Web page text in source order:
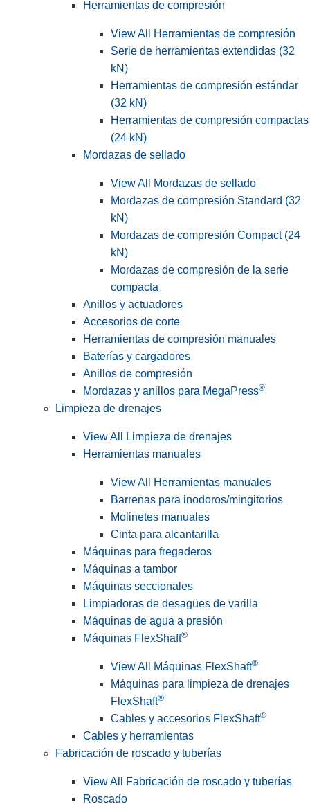
Herramientas de compresión
View All Herramientas de compresión
Serie de herramientas extendidas (32
kN)
Herramientas de compresión estándar
(32 kN)
Herramientas de compresión compactas
(24 kN)
Mordazas de sellado
View All Mordazas de sellado
Mordazas de compresión Standard (32
kN)
Mordazas de compresión Compact (24
kN)
Mordazas de compresión de la serie
compacta
Anillos y actuadores
Accesorios de corte
Herramientas de compresión manuales
Baterías y cargadores
Anillos de compresión
Mordazas y anillos para MegaPress®
Limpieza de drenajes
View All Limpieza de drenajes
Herramientas manuales
View All Herramientas manuales
Barrenas para inodoros/mingitorios
Molinetes manuales
Cinta para alcantarilla
Máquinas para fregaderos
Máquinas a tambor
Máquinas seccionales
Limpiadoras de desagües de varilla
Máquinas de agua a presión
Máquinas FlexShaft®
View All Máquinas FlexShaft®
Máquinas para limpieza de drenajes
FlexShaft®
Cables y accesorios FlexShaft®
Cables y herramientas
Fabricación de roscado y tuberías
View All Fabricación de roscado y tuberías
Roscado